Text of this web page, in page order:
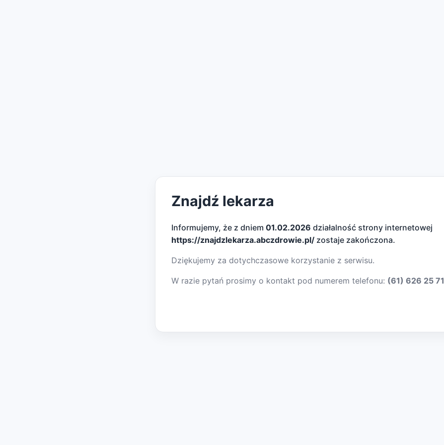
Znajdź lekarza
Informujemy, że z dniem 01.02.2026 działalność strony internetowej
https://znajdzlekarza.abczdrowie.pl/ zostaje zakończona.
Dziękujemy za dotychczasowe korzystanie z serwisu.
W razie pytań prosimy o kontakt pod numerem telefonu: (61) 626 25 71